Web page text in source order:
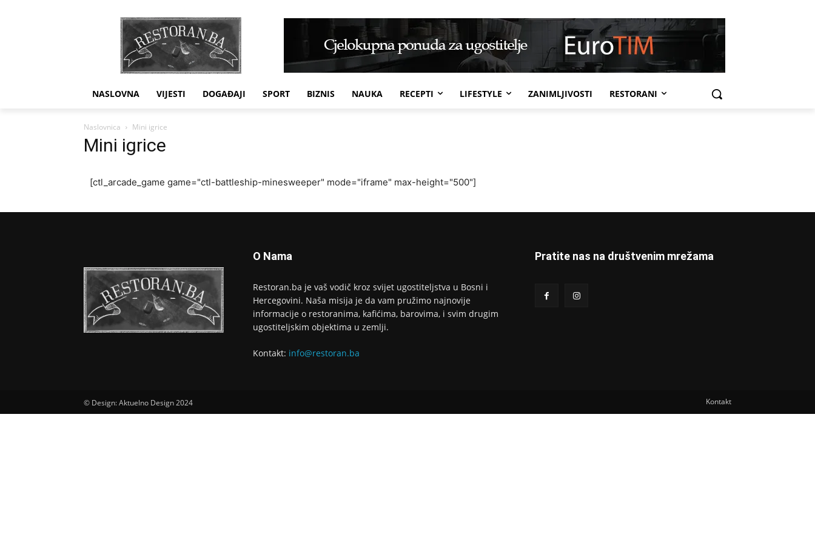
NASLOVNA VIJESTI DOGAĐAJI SPORT BIZNIS NAUKA RECEPTI LIFESTYLE ZANIMLJIVOSTI RESTORANI
Naslovnica Mini igrice
Mini igrice
[ctl_arcade_game game="ctl-battleship-minesweeper" mode="iframe" max-height="500"]
O Nama
Restoran.ba je vaš vodič kroz svijet ugostiteljstva u Bosni i
Hercegovini. Naša misija je da vam pružimo najnovije
informacije o restoranima, kafićima, barovima, i svim drugim
ugostiteljskim objektima u zemlji.
Kontakt: info@restoran.ba
Pratite nas na društvenim mrežama
© Design: Aktuelno Design 2024 Kontakt